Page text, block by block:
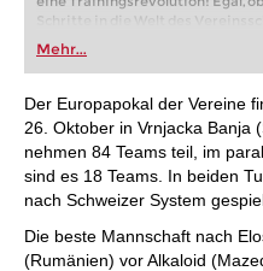
Schritte in die Welt des
oder bereits auf Turnierniveau
FRITZ trainieren Sie effizienter,
individueller als je zuvor.
Mehr...
Der Europapokal der Vereine
26. Oktober in Vrnjacka Banja
nehmen 84 Teams teil, im
sind es 18 Teams. In beiden
nach Schweizer System
Die beste Mannschaft nach
(Rumänien) vor Alkaloid